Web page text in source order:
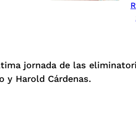
jornada de las
y Harold Cárdenas.